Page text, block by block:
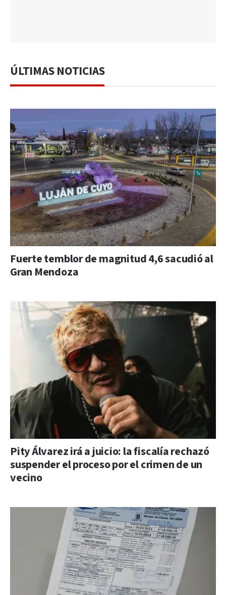
ÚLTIMAS NOTICIAS
Fuerte temblor de magnitud 4,6 sacudió al
Gran Mendoza
Pity Álvarez irá a juicio: la fiscalía rechazó
suspender el proceso por el crimen de un
vecino